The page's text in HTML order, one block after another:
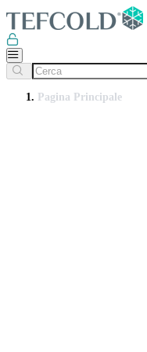
Pagina Principale